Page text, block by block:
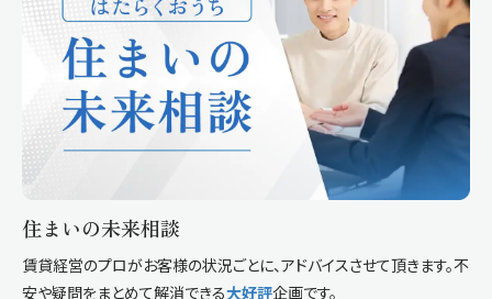
住まいの未来相談
賃貸経営のプロがお客様の状況ごとに、アドバイスさせて頂きます。不
安や疑問をまとめて解消できる大好評企画です。